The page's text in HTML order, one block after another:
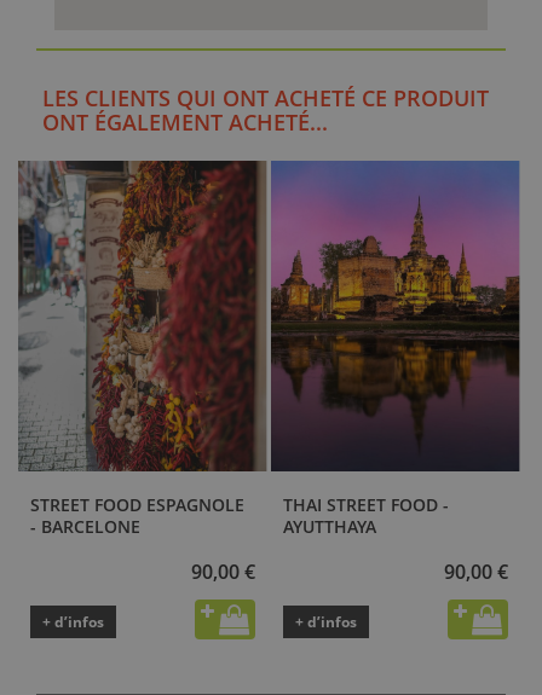
LES CLIENTS QUI ONT ACHETÉ CE PRODUIT
ONT ÉGALEMENT ACHETÉ...
STREET FOOD ESPAGNOLE
- BARCELONE
90,00 €
+ d’infos
THAI STREET FOOD -
AYUTTHAYA
90,00 €
+ d’infos